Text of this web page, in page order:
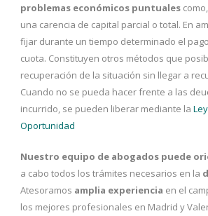
problemas económicos puntuales
una carencia de capital parcial o total. En
fijar durante un tiempo determinado el
cuota. Constituyen otros métodos que
recuperación de la situación sin llegar a
Cuando no se pueda hacer frente a las
incurrido, se pueden liberar mediante la
Oportunidad
Nuestro equipo de abogados puede
a cabo todos los trámites necesarios en la
Atesoramos amplia experiencia en el
los mejores profesionales en Madrid y